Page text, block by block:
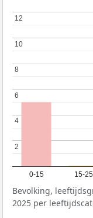
0-15 15-25
2
2
4
4
6
6
8
8
10
10
12
12
Bevolking,
2025 per